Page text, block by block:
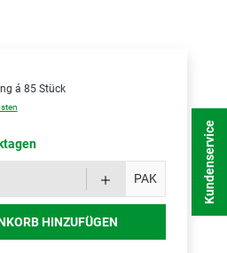
á 85 Stück
PAK
HINZUFÜGEN
Kundenservice